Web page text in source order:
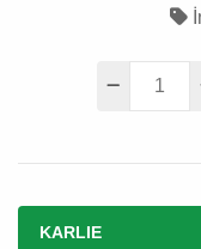
KARLIE